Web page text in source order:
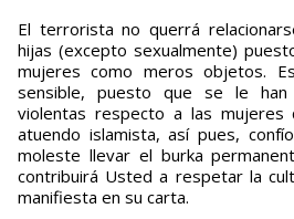
El terrorista no querrá
hijas (excepto sexualmente)
mujeres como meros objetos.
sensible, puesto que se le han
violentas respecto a las mujeres
atuendo islamista, así pues,
moleste llevar el burka
contribuirá Usted a respetar la
manifiesta en su carta.